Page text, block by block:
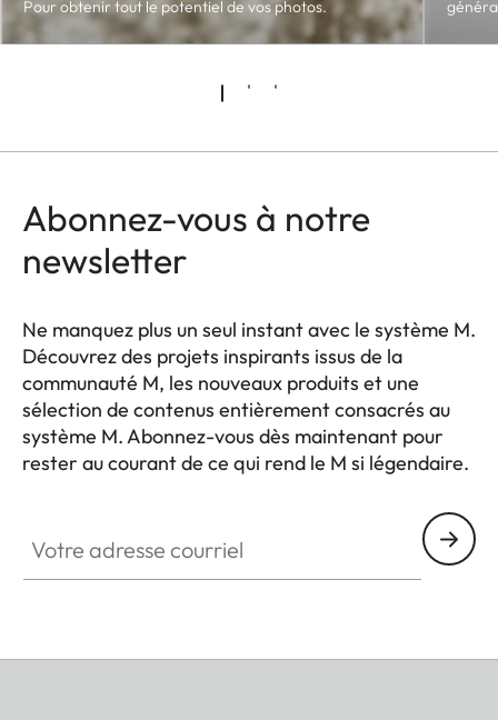
Pour obtenir tout le potentiel de vos photos.
Abonnez-vous à notre
newsletter
Ne manquez plus un seul instant avec le système M.
Découvrez des projets inspirants issus de la
communauté M, les nouveaux produits et une
sélection de contenus entièrement consacrés au
système M. Abonnez-vous dès maintenant pour
rester au courant de ce qui rend le M si légendaire.